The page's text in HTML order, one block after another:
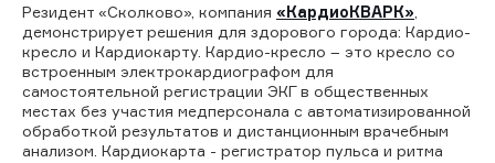
Резидент «Сколково», компания «КардиоКВАРК»
демонстрирует решения для здорового города: Кардио-
кресло и Кардиокарту. Кардио-кресло – это кресло со
встроенным электрокардиографом для
самостоятельной регистрации ЭКГ в общественных
местах без участия медперсонала с автоматизированной
обработкой результатов и дистанционным врачебным
анализом. Кардиокарта - регистратор пульса и ритма